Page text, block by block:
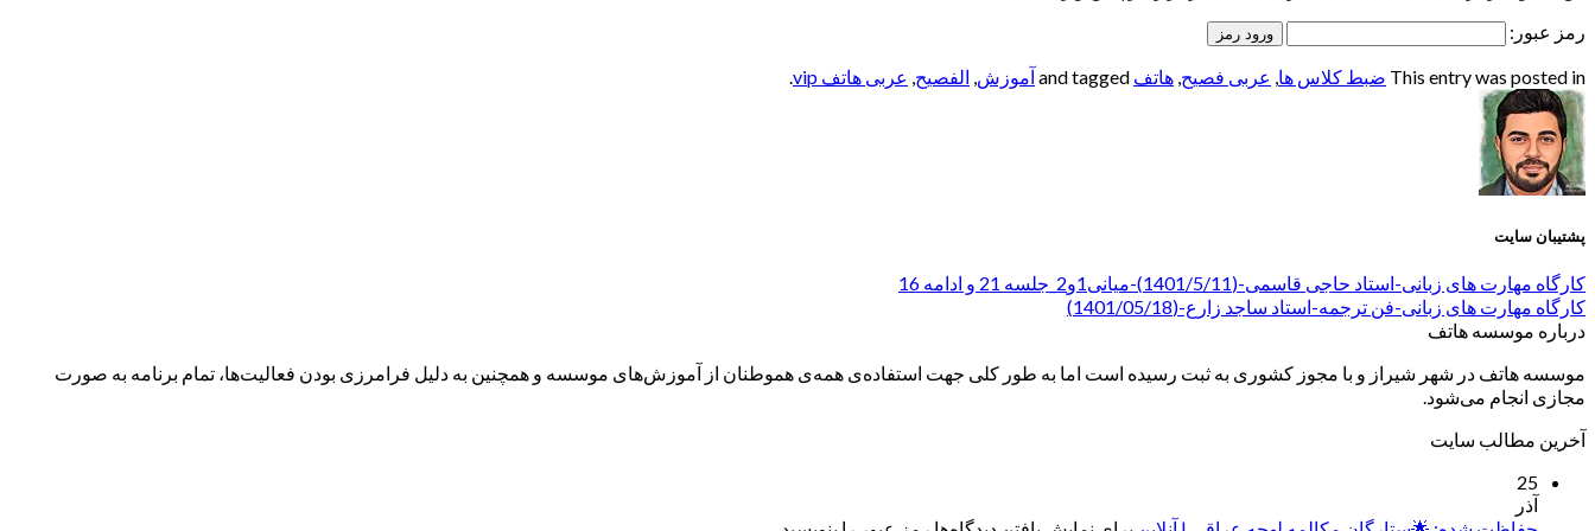
رمز عبور:
This entry was posted in ضبط کلاس ها, عربی فصیح, هاتف آموزش, الفصيح, عربی هاتف vip .
پشتیبان سایت
کارگاه مهارت های زبانی-استاد حاجی قاسمی-(1401/5/11)-میانی1و2_جلسه 21 و ادامه 16
کارگاه مهارت های زبانی-فن ترجمه-استاد ساجد زارع-(1401/05/18)
درباره موسسه هاتف
موسسه هاتف در شهر شیراز و با مجوز کشوری به ثبت رسیده است اما به طور کلی جهت استفاده‌ی همه‌ی هموطنان از آموزش‌های موسسه و همچنین به دلیل فرامرزی بودن فعالیت‌ها، تمام برنامه به صورت
مجازی انجام می‌شود.
آخرین مطالب سایت
25
آذر